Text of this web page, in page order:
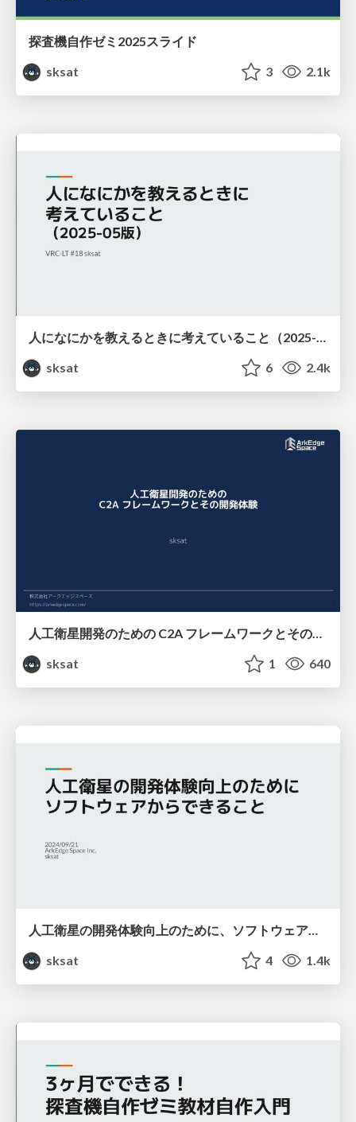
探査機自作ゼミ2025スライド
sksat
3 2.1k
人になにかを教えるときに考えていること（2025-05版 / VRC-LT #18）
sksat
6 2.4k
人工衛星開発のための C2A フレームワークとその開発体験
sksat
1 640
人工衛星の開発体験向上のために、ソフトウェアからできること
sksat
4 1.4k